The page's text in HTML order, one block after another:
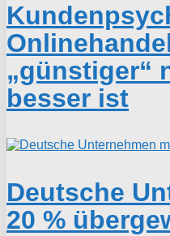
„günstiger“
besser ist
Deutsche
20 %